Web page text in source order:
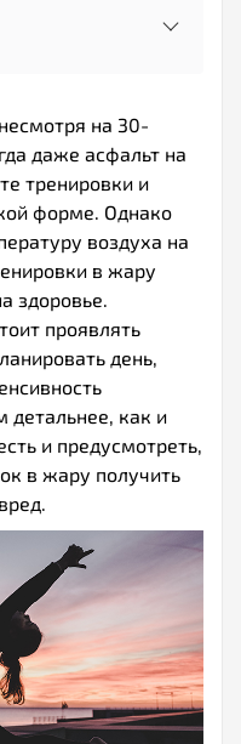
на 30-
даже асфальт на
тренировки и
форме. Однако
воздуха на
в жару
здоровье.
проявлять
день,
как и
и предусмотреть,
в жару получить